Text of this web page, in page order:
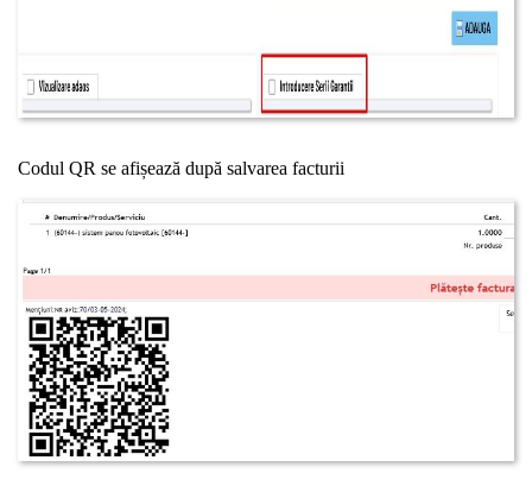
Codul QR se afișează după salvarea facturii